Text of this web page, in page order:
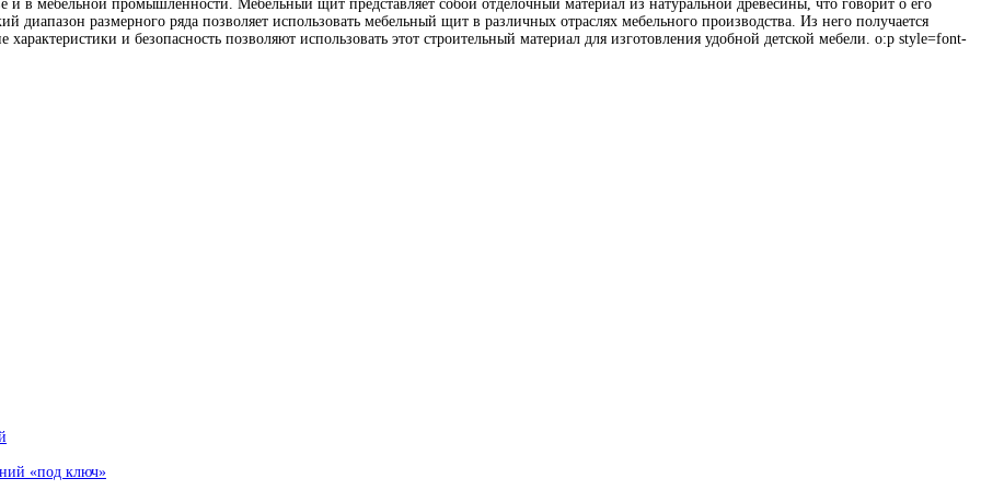
в мебельной промышленности. Мебельный щит представляет собой отделочный материал из натуральной древесины, что говорит о его
диапазон размерного ряда позволяет использовать мебельный щит в различных отраслях мебельного производства. Из него получается
и безопасность позволяют использовать этот строительный материал для изготовления удобной детской мебели. o:p style=font-
«под ключ»